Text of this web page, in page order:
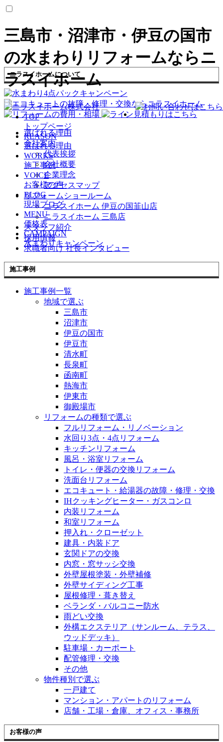
三島市・沼津市・伊豆の国市
の水まわりリフォームならニ
ラスイホーム
TOP
トップページ
REASON
選ばれる理由
WORKS
施工事例
VOICE
お客様の声
BLOG
現場ブログ
MENU
価格表
CAMPAIGN
水まわりキャンペーン
ニラスイホームについて
選ばれる理由
会社案内
代表挨拶
会社概要
企業理念
アクセスマップ
リフォームショールーム
ニラスイホーム 伊豆の国韮山店
ニラスイホーム 三島店
スタッフ紹介
採用情報
求職者向け 社長インタビュー
施工事例
施工事例一覧
地域で選ぶ
三島市
沼津市
伊豆の国市
伊豆市
清水町
長泉町
函南町
熱海市
伊東市
御殿場市
リフォームの種類で選ぶ
フルリフォーム・リノベーション
水回り3点・4点リフォーム
キッチンリフォーム
風呂・浴室リフォーム
トイレ・便器の交換リフォーム
洗面台リフォーム
エコキュート・給湯器の故障・修理・交換
IHクッキングヒーター・ガスコンロ
内装リフォーム
和室リフォーム
押入れ・クローゼット
建具・内装ドア
玄関ドアの交換
内窓・窓サッシ交換
外壁屋根塗装・外壁補修
外壁サイディング工事
屋根修理・葺き替え
ベランダ・バルコニー防水
雨どい交換
外構エクステリア（サンルーム、テラス、
ウッドデッキ）
駐車場・カーポート
配管修理・交換
その他
物件種別で選ぶ
一戸建て
マンション・アパートのリフォーム
店舗・工場・倉庫、オフィス・事務所
お客様の声